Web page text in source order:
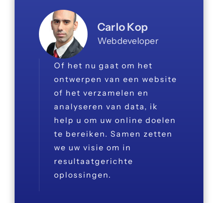
Carlo Kop
Webdeveloper
Of het nu gaat om het
ontwerpen van een website
of het verzamelen en
analyseren van data, ik
help u om uw online doelen
te bereiken. Samen zetten
we uw visie om in
resultaatgerichte
oplossingen.